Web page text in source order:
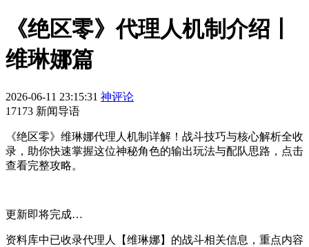
《绝区零》代理人机制介绍丨
维琳娜篇
2026-06-11 23:15:31 神评论
17173 新闻导语
《绝区零》维琳娜代理人机制详解！战斗技巧与核心解析全收
录，助你快速掌握这位神秘角色的输出玩法与配队思路，点击
查看完整攻略。
更新即将完成…
资料库中已收录代理人【维琳娜】的战斗相关信息，重点内容